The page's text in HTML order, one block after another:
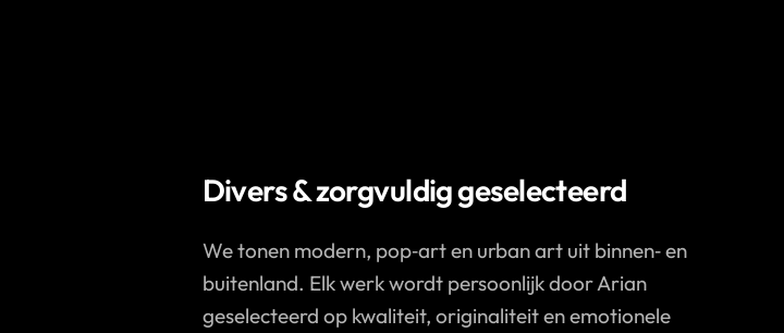
Divers & zorgvuldig geselecteerd
We tonen modern, pop‑art en urban art uit binnen‑ en
buitenland. Elk werk wordt persoonlijk door Arian
geselecteerd op kwaliteit, originaliteit en emotionele